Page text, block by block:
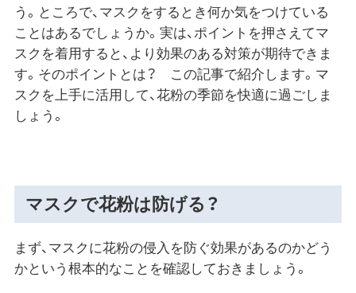
う。ところで、マスクをするとき何か気をつけている
ことはあるでしょうか。実は、ポイントを押さえてマ
スクを着用すると、より効果のある対策が期待できま
す。そのポイントとは？ この記事で紹介します。マ
スクを上手に活用して、花粉の季節を快適に過ごしま
しょう。
マスクで花粉は防げる？
まず、マスクに花粉の侵入を防ぐ効果があるのかどう
かという根本的なことを確認しておきましょう。